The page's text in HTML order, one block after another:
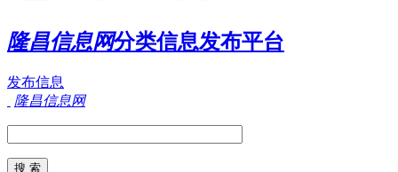
隆昌信息网分类信息发布平台
发布信息
隆昌信息网